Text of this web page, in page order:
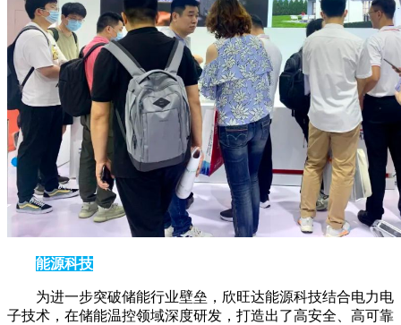
能源科技
为进一步突破储能行业壁垒，欣旺达能源科技结合电力电
子技术，在储能温控领域深度研发，打造出了高安全、高可靠